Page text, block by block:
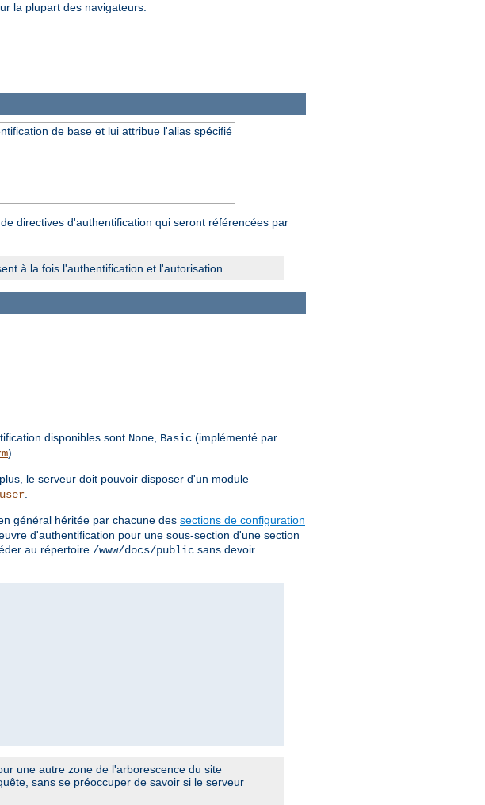
la plupart des navigateurs.
de base et lui attribue l'alias spécifié
directives d'authentification qui seront référencées par
à la fois l'authentification et l'autorisation.
disponibles sont None, Basic (implémenté par
).
le serveur doit pouvoir disposer d'un module
.
général héritée par chacune des sections de configuration
d'authentification pour une sous-section d'une section
au répertoire /www/docs/public sans devoir
une autre zone de l'arborescence du site
sans se préoccuper de savoir si le serveur